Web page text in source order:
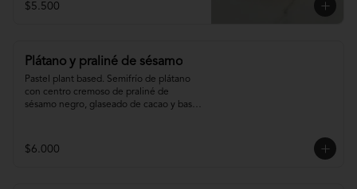
$5.500
Plátano y praliné de sésamo
Pastel plant based. Semifrío de plátano
con centro cremoso de praliné de
sésamo negro, glaseado de cacao y base
$6.000